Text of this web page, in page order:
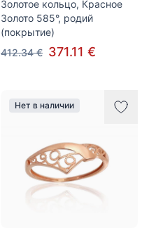
Золотое кольцо, Красное
Золото 585°, родий
(покрытие)
412.34 € 371.11 €
Нет в наличии